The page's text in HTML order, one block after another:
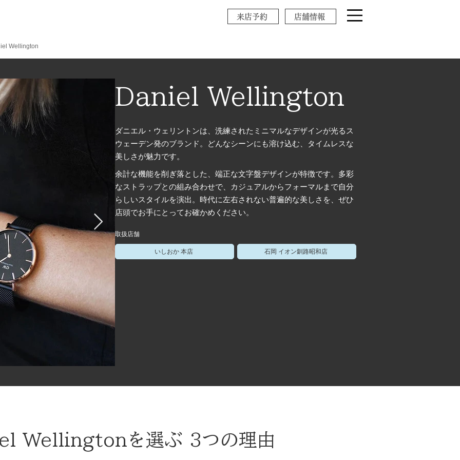
来店予約 店舗情報
Wellington
Daniel Wellington
ダニエル・ウェリントンは、洗練されたミニマルなデザインが光るス
ウェーデン発のブランド。どんなシーンにも溶け込む、タイムレスな
美しさが魅力です。
余計な機能を削ぎ落とした、端正な文字盤デザインが特徴です。多彩
なストラップとの組み合わせで、カジュアルからフォーマルまで自分
らしいスタイルを演出。時代に左右されない普遍的な美しさを、ぜひ
店頭でお手にとってお確かめください。
取扱店舗
いしおか 本店 石岡 イオン釧路昭和店
Wellingtonを選ぶ 3つの理由